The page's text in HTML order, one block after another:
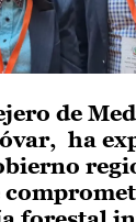
de
ha